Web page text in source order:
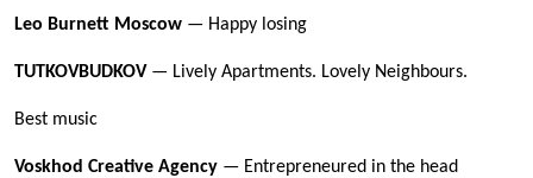
Leo Burnett Moscow — Happy losing
TUTKOVBUDKOV— Lively Apartments. Lovely Neighbours.
Best music
Voskhod Creative Agency — Entrepreneured in the head